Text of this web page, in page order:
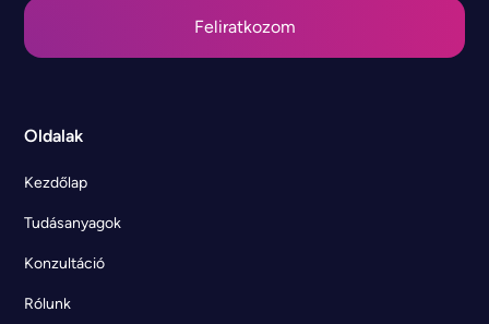
Oldalak
Kezdőlap
Tudásanyagok
Konzultáció
Rólunk